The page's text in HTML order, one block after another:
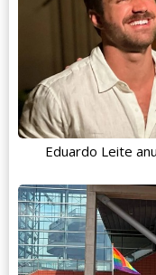
Eduardo Leite